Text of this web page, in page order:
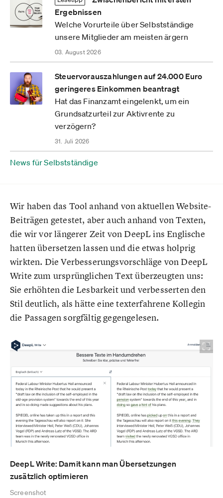
Ergebnissen
Welche Vorurteile über Selbstständige
unsere Mitglieder am meisten ärgern
03. August 2026
Steuervorauszahlungen auf 24.000 Euro
geringeres Einkommen beantragt
Hat das Finanzamt eingelenkt, um ein
Grundsatzurteil zur Aktivrente zu
verzögern?
31. Juli 2026
News für Selbstständige
Wir haben das Tool anhand von aktuellen Website-
Beiträgen getestet, aber auch anhand von Texten,
die wir vor längerer Zeit von DeepL ins Englische
hatten übersetzen lassen und die etwas holprig
wirkten. Die Verbesserungsvorschläge von DeepL
Write zum ursprünglichen Text überzeugten uns:
Sie erhöhten die Lesbarkeit und verbesserten den
Stil deutlich, als hätte eine texterfahrene Kollegin
die Passagen sorgfältig gegengelesen.
DeepL Write: Damit kann man Übersetzungen
zusätzlich optimieren
Screenshot